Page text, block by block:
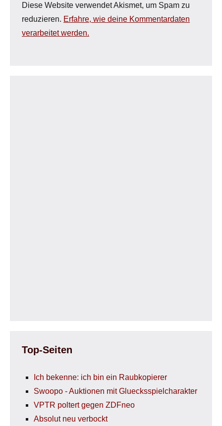
Diese Website verwendet Akismet, um Spam zu
reduzieren. Erfahre, wie deine Kommentardaten
verarbeitet werden.
Top-Seiten
Ich bekenne: ich bin ein Raubkopierer
Swoopo - Auktionen mit Gluecksspielcharakter
VPTR poltert gegen ZDFneo
Absolut neu verbockt